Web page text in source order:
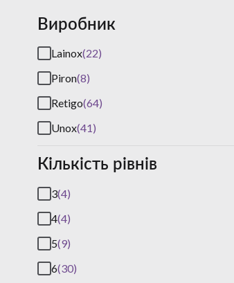
Виробник
Lainox(22)
Piron(8)
Retigo(64)
Unox(41)
Кількість рівнів
3(4)
4(4)
5(9)
6(30)